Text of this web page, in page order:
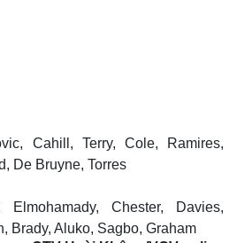
Cahill, Terry, Cole, Ramires,
De Bruyne, Torres
Elmohamady, Chester, Davies,
Brady, Aluko, Sagbo, Graham